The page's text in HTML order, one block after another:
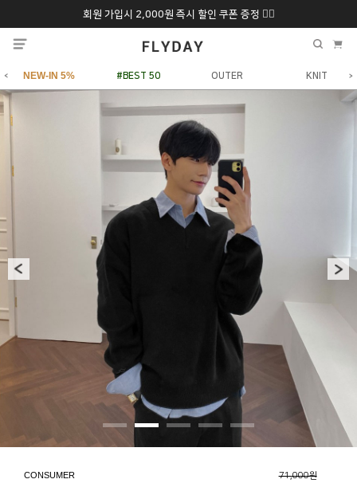
회원 가입시 2,000원 즉시 할인 쿠폰 증정 ❤️‍🔥
추석 특별 할인 10~20% 9/6 화 ~ 9/12월
NEW-IN 5% #BEST 50 OUTER KNIT
CONSUMER 71,000원